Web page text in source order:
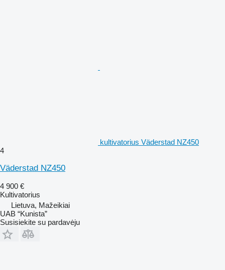
kultivatorius Väderstad NZ450
4
Väderstad NZ450
4 900 €
Kultivatorius
Lietuva, Mažeikiai
UAB “Kunista”
Susisiekite su pardavėju